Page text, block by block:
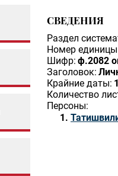
СВЕДЕНИЯ
Раздел
Номер единицы
Шифр: ф.2082
Заголовок:
Крайние даты:
Количество
Персоны: